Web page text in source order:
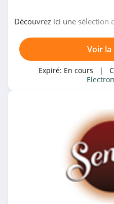
Découvrez ici une sélection
Voir
Expiré: En cours |